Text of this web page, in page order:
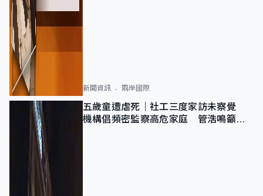
新聞資訊 兩岸國際
五歲童遭虐死｜社工三度家訪未察覺
機構倡頻密監察高危家庭 管浩鳴籲加